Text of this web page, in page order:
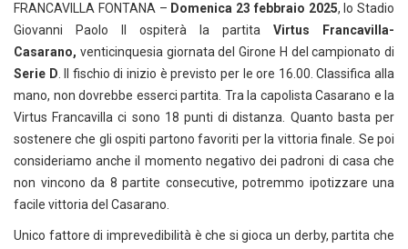
FRANCAVILLA FONTANA – Domenica 23 febbraio 2025, lo Stadio
Giovanni Paolo II ospiterà la partita Virtus Francavilla-
Casarano, venticinquesia giornata del Girone H del campionato di
Serie D. Il fischio di inizio è previsto per le ore 16.00. Classifica alla
mano, non dovrebbe esserci partita. Tra la capolista Casarano e la
Virtus Francavilla ci sono 18 punti di distanza. Quanto basta per
sostenere che gli ospiti partono favoriti per la vittoria finale. Se poi
consideriamo anche il momento negativo dei padroni di casa che
non vincono da 8 partite consecutive, potremmo ipotizzare una
facile vittoria del Casarano.
Unico fattore di imprevedibilità è che si gioca un derby, partita che